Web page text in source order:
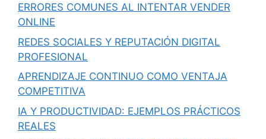
ERRORES COMUNES AL INTENTAR VENDER
ONLINE
REDES SOCIALES Y REPUTACIÓN DIGITAL
PROFESIONAL
APRENDIZAJE CONTINUO COMO VENTAJA
COMPETITIVA
IA Y PRODUCTIVIDAD: EJEMPLOS PRÁCTICOS
REALES